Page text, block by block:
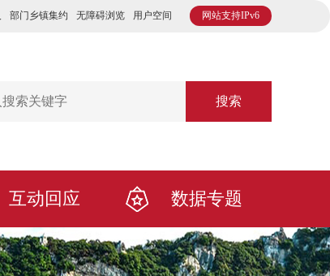
网站支持IPv6
部门乡镇集约 无障碍浏览 用户空间
搜索
互动回应 数据专题